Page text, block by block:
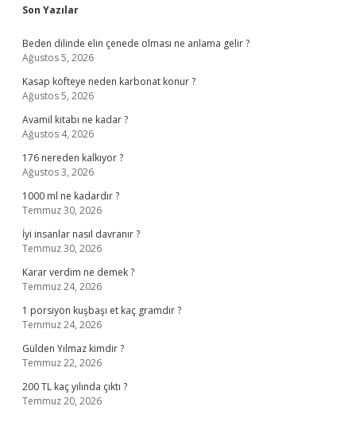
Sidebar
Son Yazılar
Beden dilinde elin çenede olması ne anlama gelir ?
Ağustos 5, 2026
Kasap köfteye neden karbonat konur ?
Ağustos 5, 2026
Avamil kitabı ne kadar ?
Ağustos 4, 2026
176 nereden kalkıyor ?
Ağustos 3, 2026
1000 ml ne kadardır ?
Temmuz 30, 2026
İyi insanlar nasıl davranır ?
Temmuz 30, 2026
Karar verdim ne demek ?
Temmuz 24, 2026
1 porsiyon kuşbaşı et kaç gramdır ?
Temmuz 24, 2026
Gülden Yılmaz kimdir ?
Temmuz 22, 2026
200 TL kaç yılında çıktı ?
Temmuz 20, 2026